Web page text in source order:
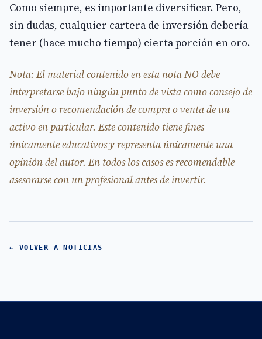
Como siempre, es importante diversificar. Pero,
sin dudas, cualquier cartera de inversión debería
tener (hace mucho tiempo) cierta porción en oro.
Nota: El material contenido en esta nota NO debe
interpretarse bajo ningún punto de vista como consejo de
inversión o recomendación de compra o venta de un
activo en particular. Este contenido tiene fines
únicamente educativos y representa únicamente una
opinión del autor. En todos los casos es recomendable
asesorarse con un profesional antes de invertir.
← VOLVER A NOTICIAS